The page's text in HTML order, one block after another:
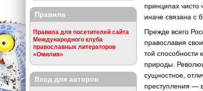
принципах
иначе связана с
Прежде всего
православия
той способности
природы.
сущностное,
преступления —
Правила
Правила для посетителей сайта
Международного клуба
православных литераторов
«Омилия»
Вход для авторов